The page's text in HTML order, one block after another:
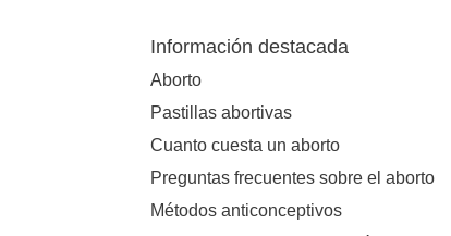
Información destacada
Aborto
Pastillas abortivas
Cuanto cuesta un aborto
Preguntas frecuentes sobre el aborto
Métodos anticonceptivos